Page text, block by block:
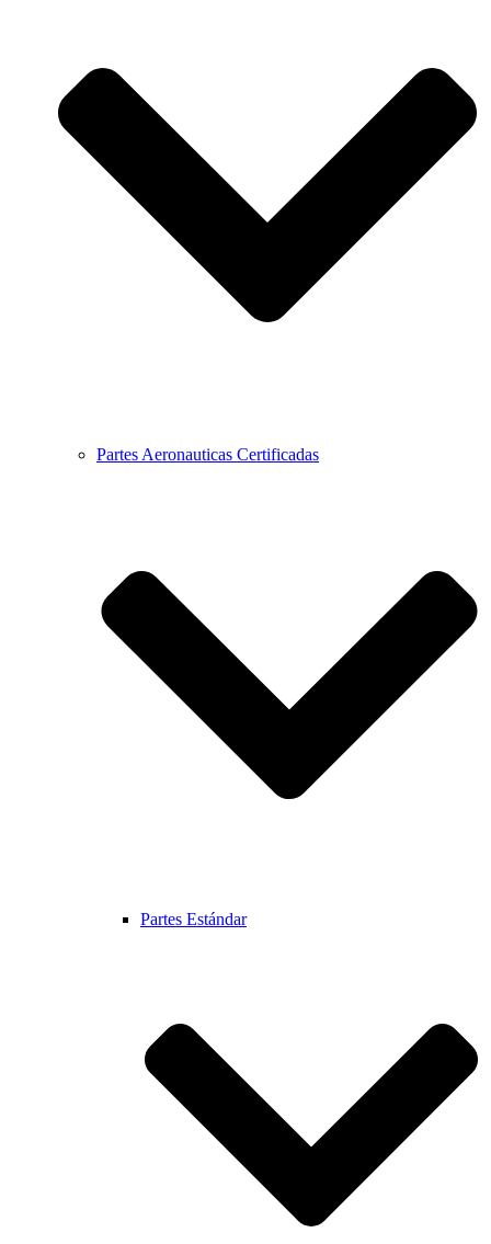
Partes Aeronauticas Certificadas
Partes Estándar